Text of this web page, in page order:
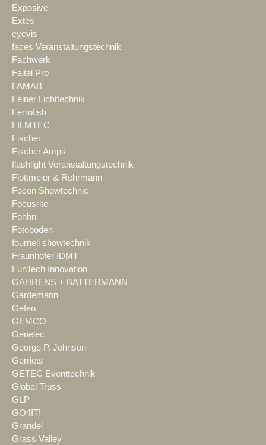
Exposive
Extes
eyevis
faces Veranstaltungstechnik
Fachwerk
Faital Pro
FAMAB
Feiner Lichttechnik
Ferrofish
FILMTEC
Fischer
Fischer Amps
flashlight Veranstaltungstechnik
Flottmeier & Rehrmann
Focon Showtechnic
Focusrite
Fohhn
Fotoboden
fournell showtechnik
Fraunhofer IDMT
FunTech Innovation
GAHRENS + BATTERMANN
Gardemann
Gefen
GEMCO
Genelec
George P. Johnson
Gerriets
GETEC Eventtechnik
Global Truss
GLP
GO4IT!
Grandel
Grass Valley